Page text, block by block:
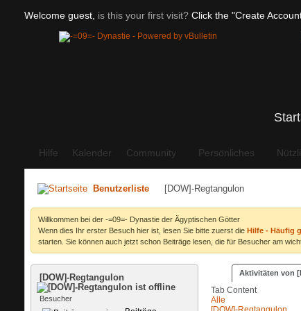
Welcome guest, is this your first visit? Click the "Create
Hilfe Kalender Community Persönliches
Benutzerliste [DOW]-Regtangulon
Willkommen bei der -=09=- Dynastie der Ägyptischen Götter
Wenn dies Ihr erster Besuch hier ist, lesen Sie bitte zuerst die Hilfe - Häufig
starten. Sie können auch jetzt schon Beiträge lesen, die für Besucher am
[DOW]-Regtangulon
Besucher
Aktivitäten von
Tab Content
Alle